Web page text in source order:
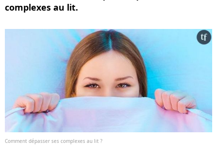
complexes au lit.
Comment dépasser ses complexes au lit ?